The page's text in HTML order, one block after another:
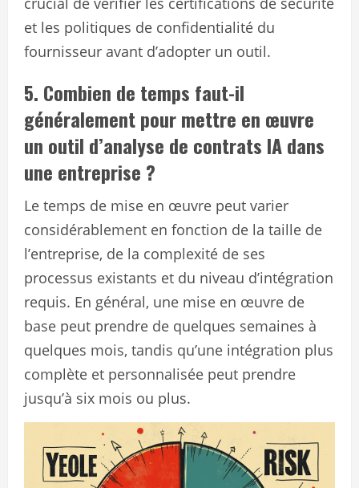
et les politiques de confidentialité du
fournisseur avant d’adopter un outil.
5. Combien de temps faut-il
généralement pour mettre en œuvre
un outil d’analyse de contrats IA dans
une entreprise ?
Le temps de mise en œuvre peut varier
considérablement en fonction de la taille de
l’entreprise, de la complexité de ses
processus existants et du niveau d’intégration
requis. En général, une mise en œuvre de
base peut prendre de quelques semaines à
quelques mois, tandis qu’une intégration plus
complète et personnalisée peut prendre
jusqu’à six mois ou plus.